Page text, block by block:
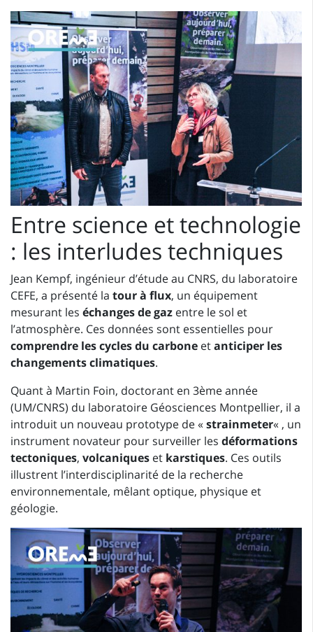
Entre science et technologie
: les interludes techniques
Jean Kempf, ingénieur d’étude au CNRS, du laboratoire
CEFE, a présenté la tour à flux, un équipement
mesurant les échanges de gaz entre le sol et
l’atmosphère. Ces données sont essentielles pour
comprendre les cycles du carbone etanticiper les
changements climatiques.
Quant à Martin Foin, doctorant en 3ème année
(UM/CNRS) du laboratoire Géosciences Montpellier, il a
introduit un nouveau prototype de « strainmeter« , un
instrument novateur pour surveiller les déformations
tectoniques, volcaniques et karstiques. Ces outils
illustrent l’interdisciplinarité de la recherche
environnementale, mêlant optique, physique et
géologie.